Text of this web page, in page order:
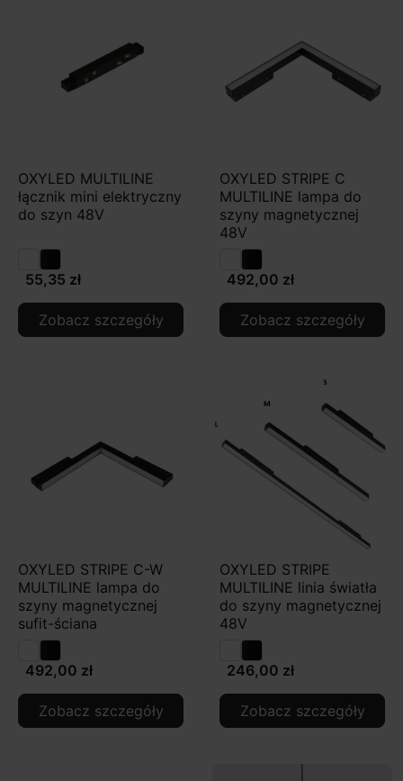
OXYLED MULTILINE
łącznik mini elektryczny
do szyn 48V
55,35 zł
Zobacz szczegóły
OXYLED STRIPE C
MULTILINE lampa do
szyny magnetycznej
48V
492,00 zł
Zobacz szczegóły
OXYLED STRIPE C-W
MULTILINE lampa do
szyny magnetycznej
sufit-ściana
492,00 zł
Zobacz szczegóły
OXYLED STRIPE
MULTILINE linia światła
do szyny magnetycznej
48V
246,00 zł
Zobacz szczegóły